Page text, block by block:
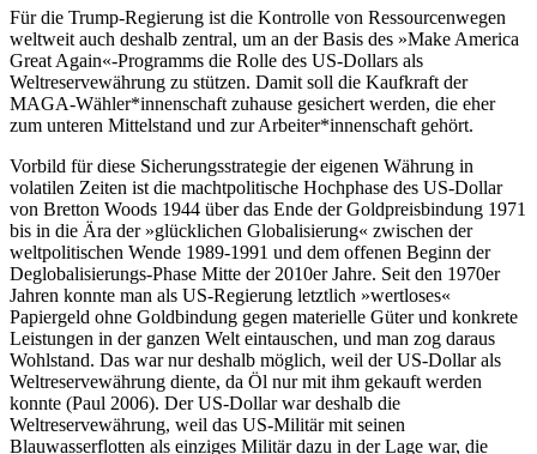
Für die Trump-Regierung ist die Kontrolle von Ressourcenwegen
weltweit auch deshalb zentral, um an der Basis des »Make America
Great Again«-Programms die Rolle des US-Dollars als
Weltreservewährung zu stützen. Damit soll die Kaufkraft der
MAGA-Wähler*innenschaft zuhause gesichert werden, die eher
zum unteren Mittelstand und zur Arbeiter*innenschaft gehört.
Vorbild für diese Sicherungsstrategie der eigenen Währung in
volatilen Zeiten ist die machtpolitische Hochphase des US-Dollar
von Bretton Woods 1944 über das Ende der Goldpreisbindung 1971
bis in die Ära der »glücklichen Globalisierung« zwischen der
weltpolitischen Wende 1989-1991 und dem offenen Beginn der
Deglobalisierungs-Phase Mitte der 2010er Jahre. Seit den 1970er
Jahren konnte man als US-Regierung letztlich »wertloses«
Papiergeld ohne Goldbindung gegen materielle Güter und konkrete
Leistungen in der ganzen Welt eintauschen, und man zog daraus
Wohlstand. Das war nur deshalb möglich, weil der US-Dollar als
Weltreservewährung diente, da Öl nur mit ihm gekauft werden
konnte (Paul 2006). Der US-Dollar war deshalb die
Weltreservewährung, weil das US-Militär mit seinen
Blauwasserflotten als einziges Militär dazu in der Lage war, die